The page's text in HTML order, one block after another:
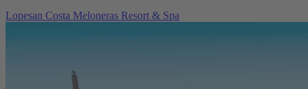
Lopesan Costa Meloneras Resort & Spa